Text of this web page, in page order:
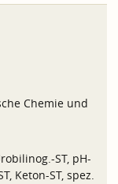
Chemie und
ST, pH-
Keton-ST, spez.